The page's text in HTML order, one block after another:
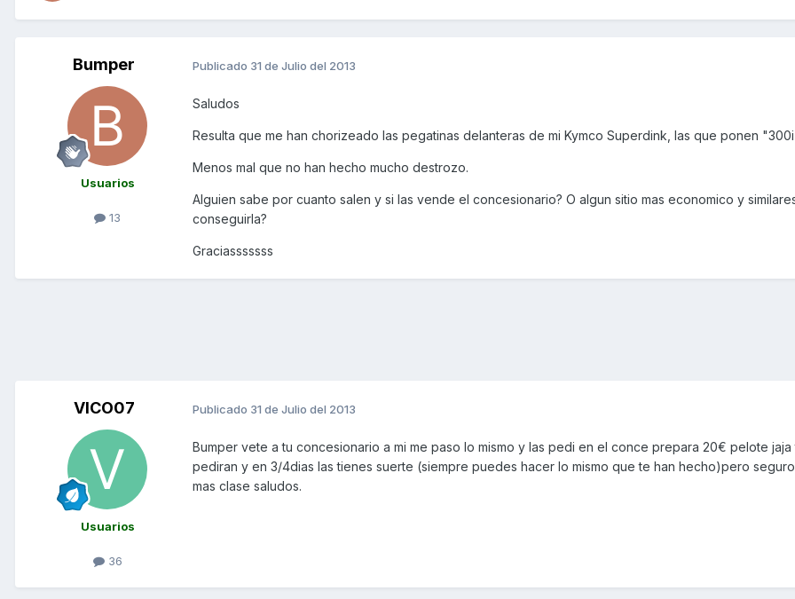
Bumper
Usuarios
13
Publicado 31 de Julio del 2013
Saludos
Resulta que me han chorizeado las pegatinas delanteras de mi Kymco Superdink, las que ponen
Menos mal que no han hecho mucho destrozo.
Alguien sabe por cuanto salen y si las vende el concesionario? O algun sitio mas economico y
conseguirla?
Graciasssssss
VICO07
Usuarios
36
Publicado 31 de Julio del 2013
Bumper vete a tu concesionario a mi me paso lo mismo y las pedi en el conce prepara 20€ pelote jaja
pediran y en 3/4dias las tienes suerte (siempre puedes hacer lo mismo que te han hecho)pero
mas clase saludos.